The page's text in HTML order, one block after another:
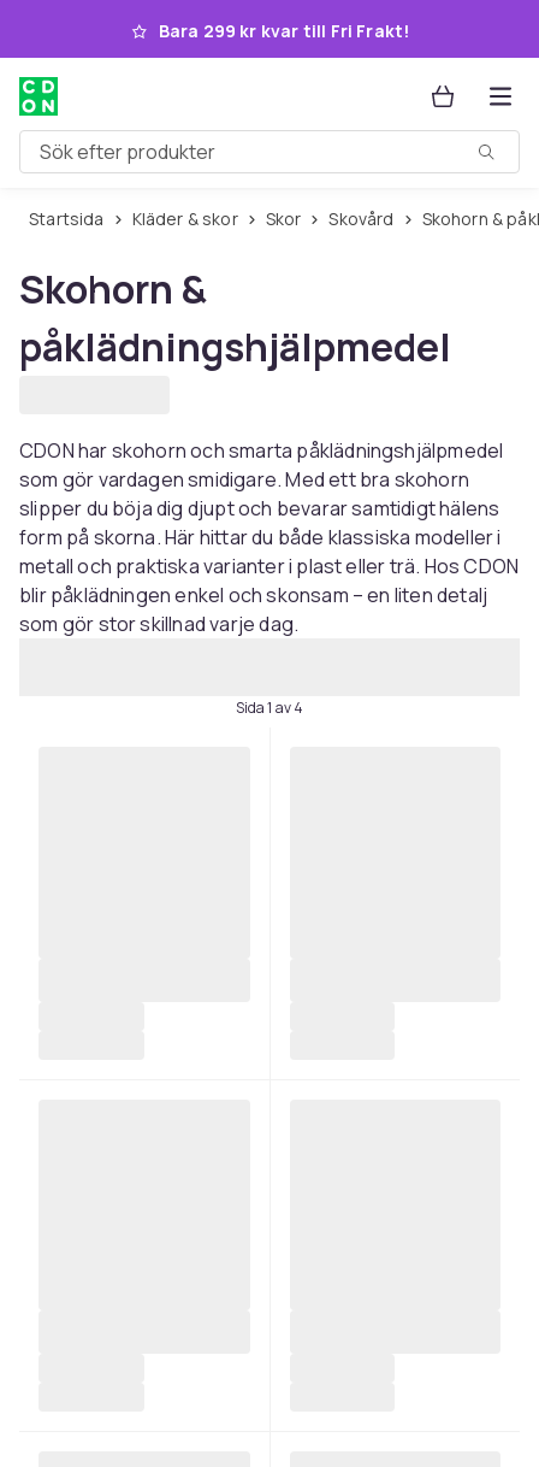
Hoppa till huvudinnehållet
Bara 299 kr kvar till Fri Frakt!
Sök efter produkter
Startsida Kläder & skor Skor Skovård Skohorn &
Skohorn &
påklädningshjälpmedel
CDON har skohorn och smarta påklädningshjälpmedel
som gör vardagen smidigare. Med ett bra skohorn
slipper du böja dig djupt och bevarar samtidigt hälens
form på skorna. Här hittar du både klassiska modeller i
metall och praktiska varianter i plast eller trä. Hos CDON
blir påklädningen enkel och skonsam – en liten detalj
som gör stor skillnad varje dag.
Sida 1 av 4